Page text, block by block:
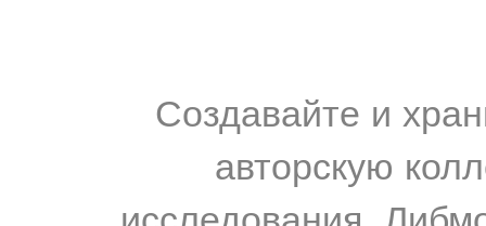
Создавайте и
авторскую